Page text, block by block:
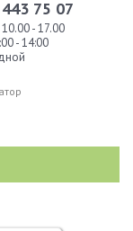
75 07
- 17.00
- 14:00